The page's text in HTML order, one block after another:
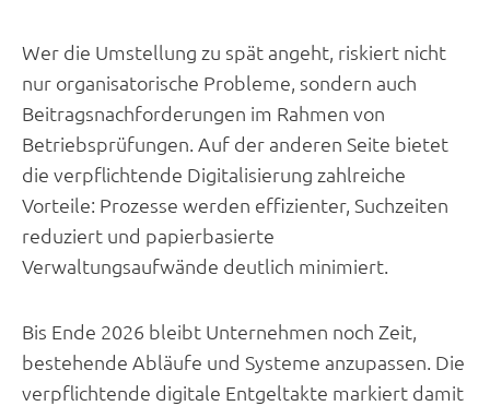
Wer die Umstellung zu spät angeht, riskiert nicht
nur organisatorische Probleme, sondern auch
Beitragsnachforderungen im Rahmen von
Betriebsprüfungen. Auf der anderen Seite bietet
die verpflichtende Digitalisierung zahlreiche
Vorteile: Prozesse werden effizienter, Suchzeiten
reduziert und papierbasierte
Verwaltungsaufwände deutlich minimiert.
Bis Ende 2026 bleibt Unternehmen noch Zeit,
bestehende Abläufe und Systeme anzupassen. Die
verpflichtende digitale Entgeltakte markiert damit